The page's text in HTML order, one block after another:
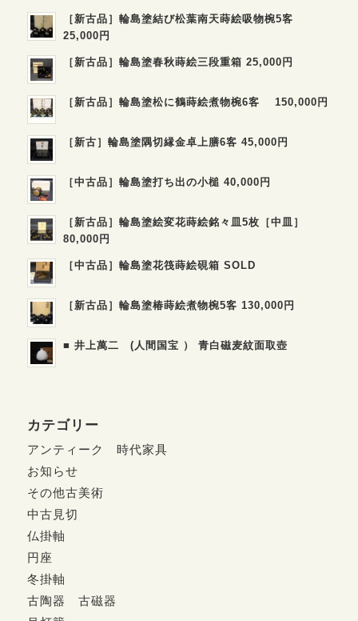
［新古品］輪島塗結び松葉南天蒔絵吸物椀5客
25,000円
［新古品］輪島塗春秋蒔絵三段重箱 25,000円
［新古品］輪島塗松に鶴蒔絵煮物椀6客 150,000円
［新古］輪島塗隅切縁金卓上膳6客 45,000円
［中古品］輪島塗打ち出の小槌 40,000円
［新古品］輪島塗絵変花蒔絵銘々皿5枚［中皿］
80,000円
［中古品］輪島塗花筏蒔絵硯箱 SOLD
［新古品］輪島塗椿蒔絵煮物椀5客 130,000円
■ 井上萬二 (人間国宝 ） 青白磁麦紋面取壺
カテゴリー
アンティーク 時代家具
お知らせ
その他古美術
中古見切
仏掛軸
円座
冬掛軸
古陶器 古磁器